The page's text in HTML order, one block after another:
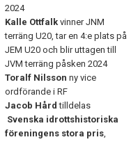
2024
Kalle Ottfalk vinner JNM
terräng U20, tar en 4:e plats på
JEM U20 och blir uttagen till
JVM terräng påsken 2024
Toralf Nilsson ny vice
ordförande i RF
Jacob Hård tilldelas
Svenska idrottshistoriska
föreningens stora pris,